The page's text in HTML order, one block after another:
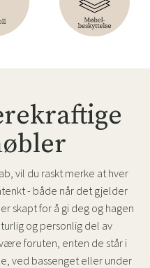
vil du raskt merke at hver
- både når det gjelder
skapt for å gi deg og hagen
og personlig del av
foruten, enten de står i
ved bassenget eller under